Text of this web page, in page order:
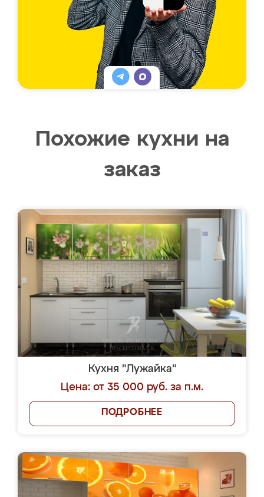
Похожие кухни на
заказ
Кухня "Лужайка"
Цена: от 35 000 руб. за п.м.
ПОДРОБНЕЕ